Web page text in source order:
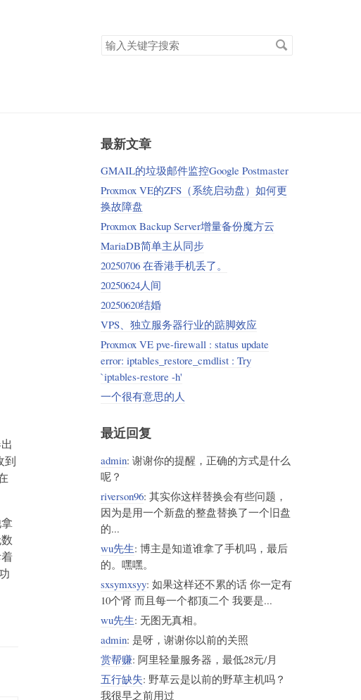
搜
索
到
最新文章
GMAIL的垃圾邮件监控Google Postmaster
Proxmox VE的ZFS（系统启动盘）如何更
换故障盘
Proxmox Backup Server增量备份魔方云
MariaDB简单主从同步
20250706 在香港手机丢了。
20250624人间
20250620结婚
VPS、独立服务器行业的踮脚效应
Proxmox VE pve-firewall : status update
error: iptables_restore_cmdlist : Try
`iptables-restore -h'
一个很有意思的人
最近回复
admin: 谢谢你的提醒，正确的方式是什么
呢？
riverson96: 其实你这样替换会有些问题，
因为是用一个新盘的整盘替换了一个旧盘
的...
wu先生: 博主是知道谁拿了手机吗，最后
的。嘿嘿。
sxsymxsyy: 如果这样还不累的话 你一定有
10个肾 而且每一个都顶二个 我要是...
wu先生: 无图无真相。
admin: 是呀，谢谢你以前的关照
赏帮赚: 阿里轻量服务器，最低28元/月
五行缺失: 野草云是以前的野草主机吗？
我很早之前用过